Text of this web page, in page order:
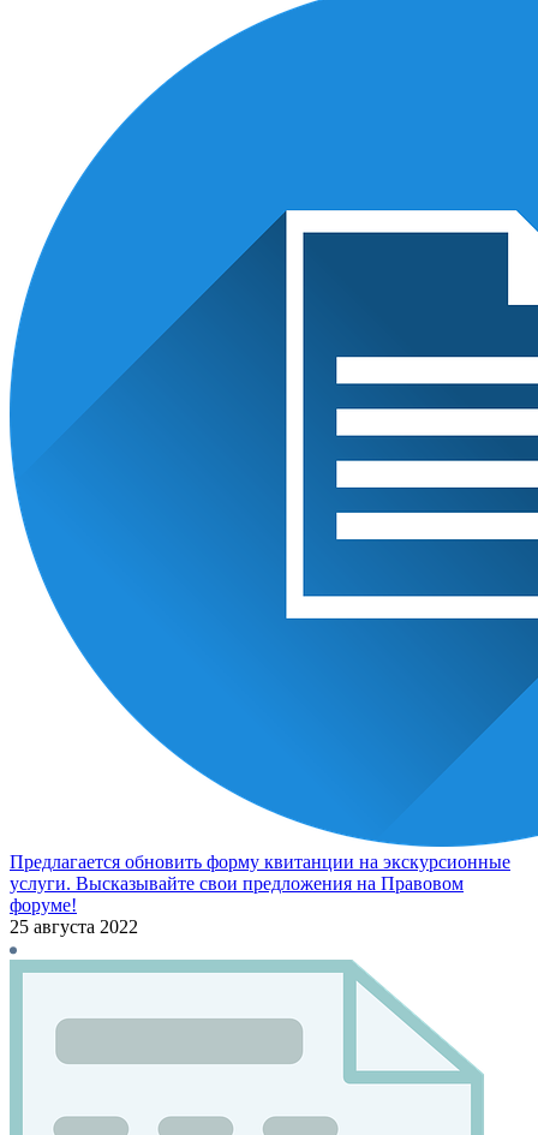
Предлагается обновить форму квитанции на экскурсионные
услуги. Высказывайте свои предложения на Правовом
форуме!
25 августа 2022